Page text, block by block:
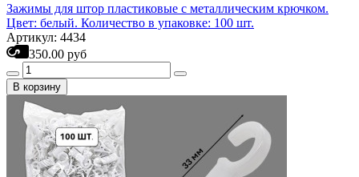
Зажимы для штор пластиковые с металлическим крючком.
Цвет: белый. Количество в упаковке: 100 шт.
Артикул: 4434
350.00 руб
В корзину